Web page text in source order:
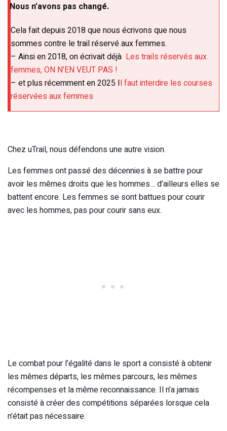
Nous n’avons pas changé.
Cela fait depuis 2018 que nous écrivons que nous
sommes contre le trail réservé aux femmes.
– Ainsi en 2018, on écrivait déjà Les trails réservés aux
femmes, ON N’EN VEUT PAS !
– et plus récemment en 2025 Il faut interdire les courses
réservées aux femmes
Chez uTrail, nous défendons une autre vision.
Les femmes ont passé des décennies à se battre pour
avoir les mêmes droits que les hommes… d’ailleurs elles se
battent encore. Les femmes se sont battues pour courir
avec les hommes, pas pour courir sans eux.
Le combat pour l’égalité dans le sport a consisté à obtenir
les mêmes départs, les mêmes parcours, les mêmes
récompenses et la même reconnaissance. Il n’a jamais
consisté à créer des compétitions séparées lorsque cela
n’était pas nécessaire.